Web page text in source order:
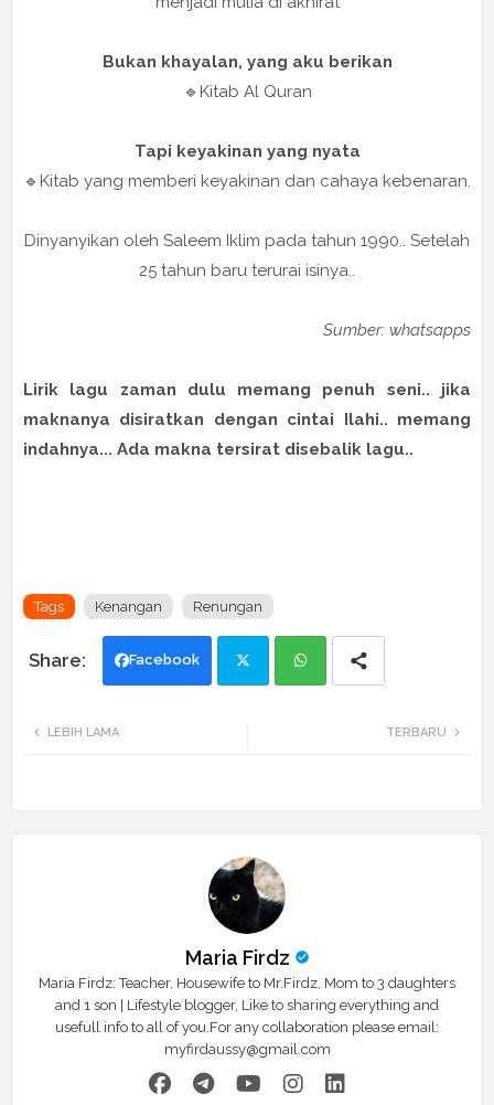
Bukan khayalan, yang aku berikan
🔹Kitab Al Quran
Tapi keyakinan yang nyata
🔹Kitab yang memberi keyakinan dan cahaya kebenaran.
Dinyanyikan oleh Saleem Iklim pada tahun 1990.. Setelah
25 tahun baru terurai isinya..
Sumber: whatsapps
Lirik lagu zaman dulu memang penuh seni.. jika
maknanya disiratkan dengan cintai Ilahi.. memang
indahnya... Ada makna tersirat disebalik lagu..
Tags Kenangan Renungan
Facebook
TERBARU
LEBIH LAMA
Maria Firdz
Maria Firdz: Teacher, Housewife to Mr.Firdz, Mom to 3 daughters
and 1 son | Lifestyle blogger, Like to sharing everything and
usefull info to all of you.For any collaboration please email:
myfirdaussy@gmail.com